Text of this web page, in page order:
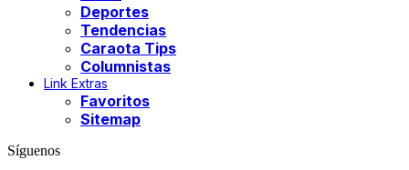
Deportes
Tendencias
Caraota Tips
Columnistas
Link Extras
Favoritos
Sitemap
Síguenos